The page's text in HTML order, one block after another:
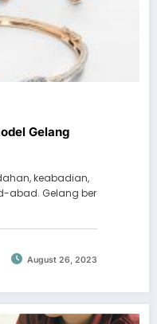
Gelang
keabadian,
abad. Gelang ber
August 26, 2023